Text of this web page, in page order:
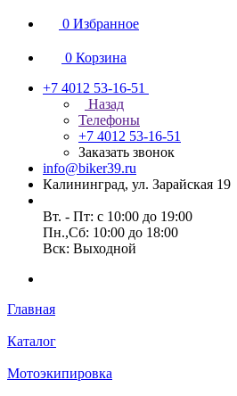
0 Избранное
0 Корзина
+7 4012 53-16-51
Назад
Телефоны
+7 4012 53-16-51
Заказать звонок
info@biker39.ru
Калининград, ул. Зарайская 19
Вт. - Пт: с 10:00 до 19:00
Пн.,Сб: 10:00 до 18:00
Вск: Выходной
Главная
Каталог
Мотоэкипировка